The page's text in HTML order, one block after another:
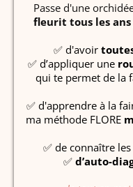
Passe d'une
fleurit tous les ans
✅ d'avoir
✅ d’appliquer une
qui te permet de la
✅ d'apprendre à la
ma méthode FLORE
✅ de connaître les
✅ d’auto-